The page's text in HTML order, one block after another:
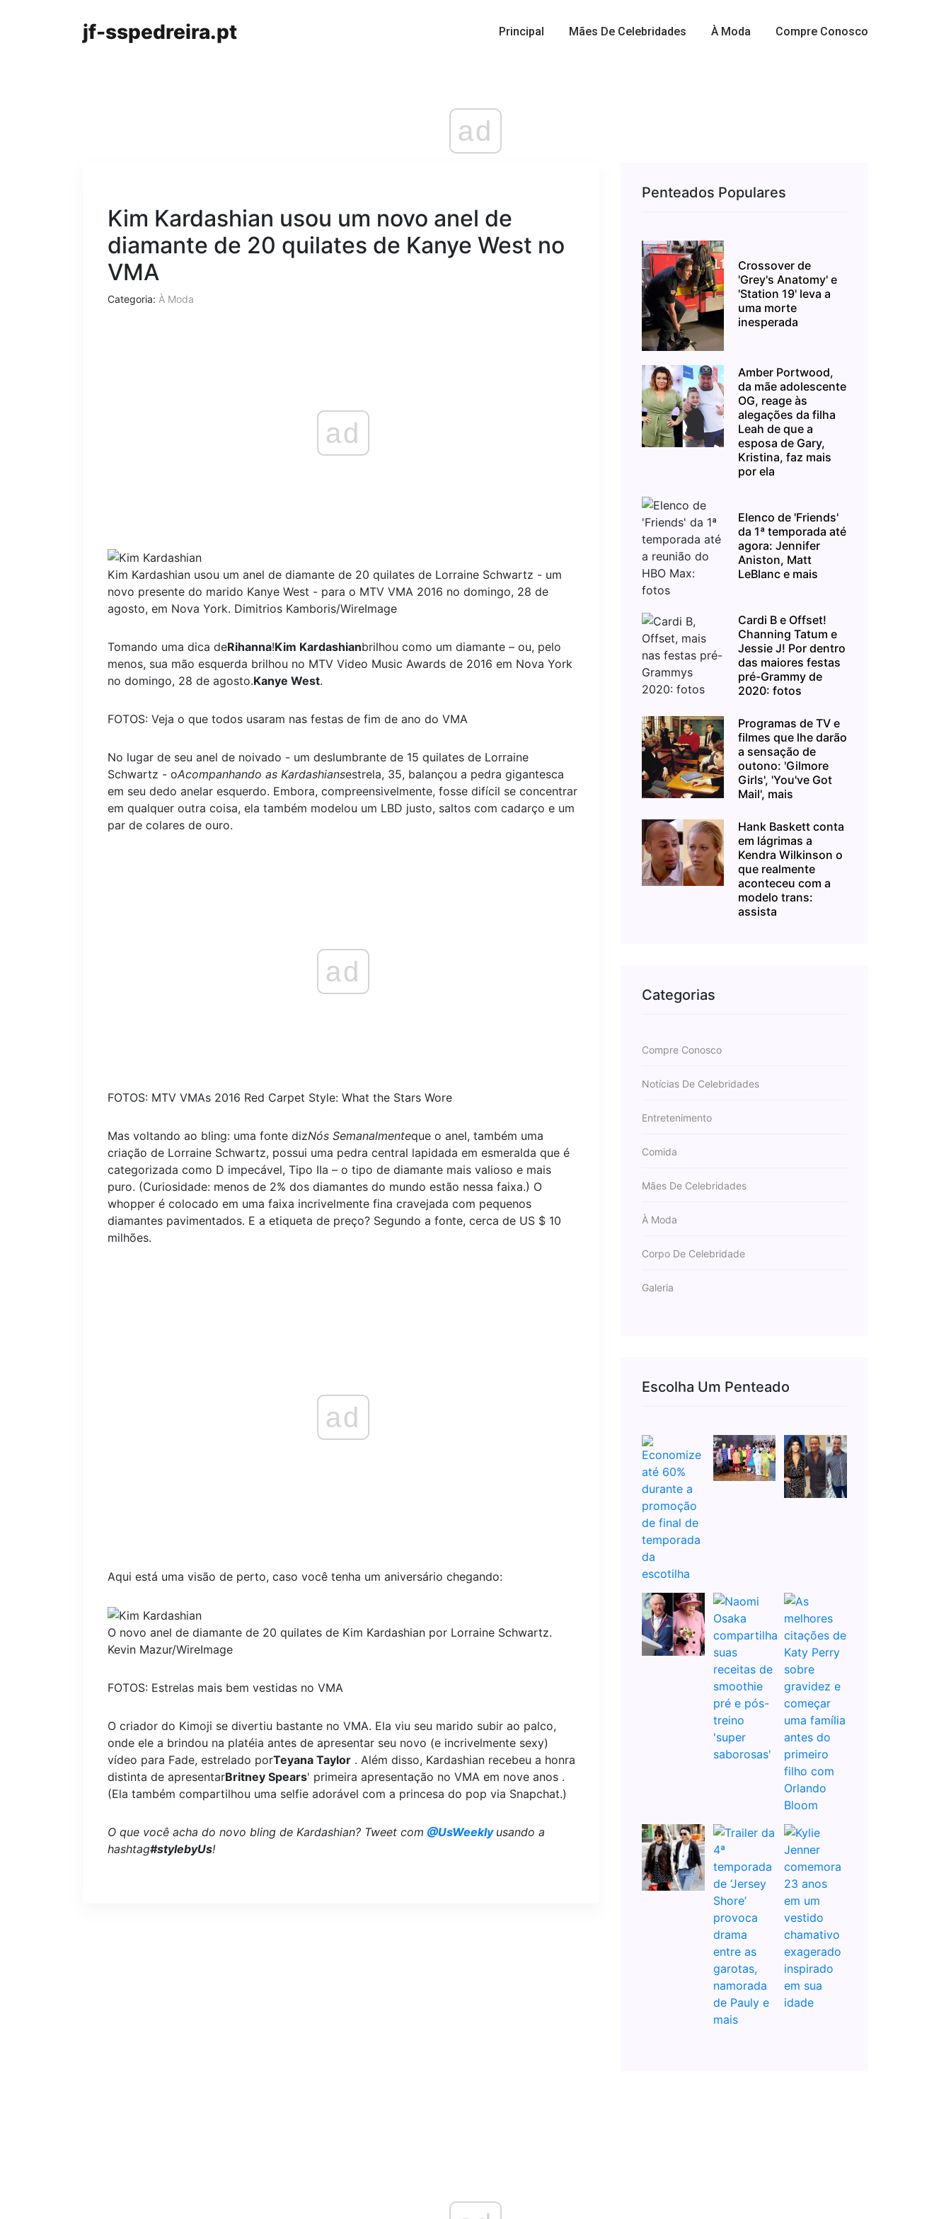
jf-sspedreira.pt Principal Mães De Celebridades À Moda Compre Conosco
ad
Kim Kardashian usou um novo anel de
diamante de 20 quilates de Kanye West no
VMA
Categoria: À Moda
ad
Kim Kardashian usou um anel de diamante de 20 quilates de Lorraine Schwartz - um
novo presente do marido Kanye West - para o MTV VMA 2016 no domingo, 28 de
agosto, em Nova York. Dimitrios Kamboris/WireImage
Tomando uma dica deRihanna!Kim Kardashianbrilhou como um diamante – ou, pelo
menos, sua mão esquerda brilhou no MTV Video Music Awards de 2016 em Nova York
no domingo, 28 de agosto.Kanye West.
FOTOS: Veja o que todos usaram nas festas de fim de ano do VMA
No lugar de seu anel de noivado - um deslumbrante de 15 quilates de Lorraine
Schwartz - oAcompanhando as Kardashiansestrela, 35, balançou a pedra gigantesca
em seu dedo anelar esquerdo. Embora, compreensivelmente, fosse difícil se concentrar
em qualquer outra coisa, ela também modelou um LBD justo, saltos com cadarço e um
par de colares de ouro.
ad
FOTOS: MTV VMAs 2016 Red Carpet Style: What the Stars Wore
Mas voltando ao bling: uma fonte dizNós Semanalmenteque o anel, também uma
criação de Lorraine Schwartz, possui uma pedra central lapidada em esmeralda que é
categorizada como D impecável, Tipo IIa – o tipo de diamante mais valioso e mais
puro. (Curiosidade: menos de 2% dos diamantes do mundo estão nessa faixa.) O
whopper é colocado em uma faixa incrivelmente fina cravejada com pequenos
diamantes pavimentados. E a etiqueta de preço? Segundo a fonte, cerca de US $ 10
milhões.
ad
Aqui está uma visão de perto, caso você tenha um aniversário chegando:
O novo anel de diamante de 20 quilates de Kim Kardashian por Lorraine Schwartz.
Kevin Mazur/WireImage
FOTOS: Estrelas mais bem vestidas no VMA
O criador do Kimoji se divertiu bastante no VMA. Ela viu seu marido subir ao palco,
onde ele a brindou na platéia antes de apresentar seu novo (e incrivelmente sexy)
vídeo para Fade, estrelado porTeyana Taylor . Além disso, Kardashian recebeu a honra
distinta de apresentarBritney Spears' primeira apresentação no VMA em nove anos .
(Ela também compartilhou uma selfie adorável com a princesa do pop via Snapchat.)
O que você acha do novo bling de Kardashian? Tweet com @UsWeekly usando a
hashtag#stylebyUs!
Penteados Populares
Crossover de
'Grey's Anatomy' e
'Station 19' leva a
uma morte
inesperada
Amber Portwood,
da mãe adolescente
OG, reage às
alegações da filha
Leah de que a
esposa de Gary,
Kristina, faz mais
por ela
Elenco de 'Friends'
da 1ª temporada até
agora: Jennifer
Aniston, Matt
LeBlanc e mais
Cardi B e Offset!
Channing Tatum e
Jessie J! Por dentro
das maiores festas
pré-Grammy de
2020: fotos
Programas de TV e
filmes que lhe darão
a sensação de
outono: 'Gilmore
Girls', 'You've Got
Mail', mais
Hank Baskett conta
em lágrimas a
Kendra Wilkinson o
que realmente
aconteceu com a
modelo trans:
assista
Categorias
Compre Conosco
Notícias De Celebridades
Entretenimento
Comida
Mães De Celebridades
À Moda
Corpo De Celebridade
Galeria
Escolha Um Penteado